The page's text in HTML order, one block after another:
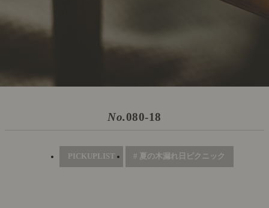
No.080-18
PICKUPLIST # 夏の木漏れ日ピクニック